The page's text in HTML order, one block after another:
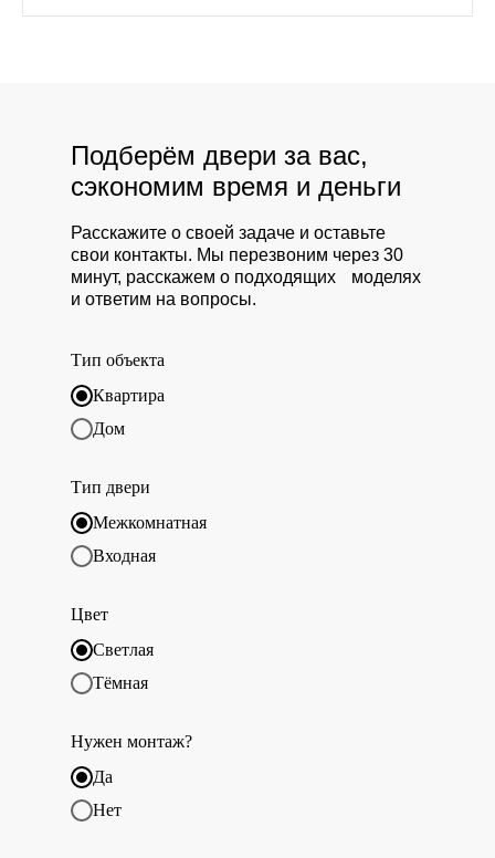
Тип объекта
Квартира
Дом
Тип двери
Межкомнатная
Входная
Цвет
Светлая
Тёмная
Нужен монтаж?
Да
Нет
Расскажите о своей задаче и оставьте
свои контакты. Мы перезвоним через 30
минут, расскажем о подходящих моделях
и ответим на вопросы.
Подберём двери за вас,
сэкономим время и деньги